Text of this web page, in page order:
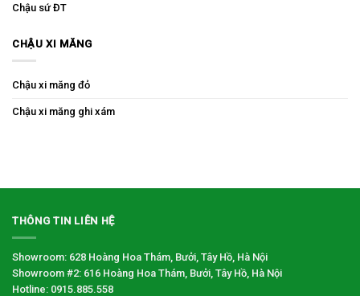
Chậu sứ ĐT
CHẬU XI MĂNG
Chậu xi măng đỏ
Chậu xi măng ghi xám
THÔNG TIN LIÊN HỆ
Showroom: 628 Hoàng Hoa Thám, Bưởi, Tây Hồ, Hà Nội
Showroom #2: 616 Hoàng Hoa Thám, Bưởi, Tây Hồ, Hà Nội
Hotline: 0915.885.558